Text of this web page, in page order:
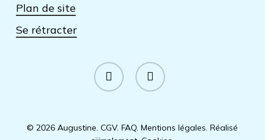
Plan de site
Se rétracter
facebook instagram
© 2026 Augustine.CGV.FAQ.Mentions légales.Réalisé